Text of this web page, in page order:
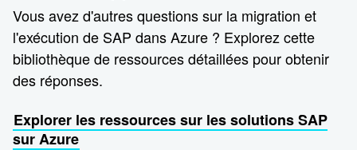
Vous avez d'autres questions sur la migration et
l'exécution de SAP dans Azure ? Explorez cette
bibliothèque de ressources détaillées pour obtenir
des réponses.
Explorer les ressources sur les solutions SAP
sur Azure